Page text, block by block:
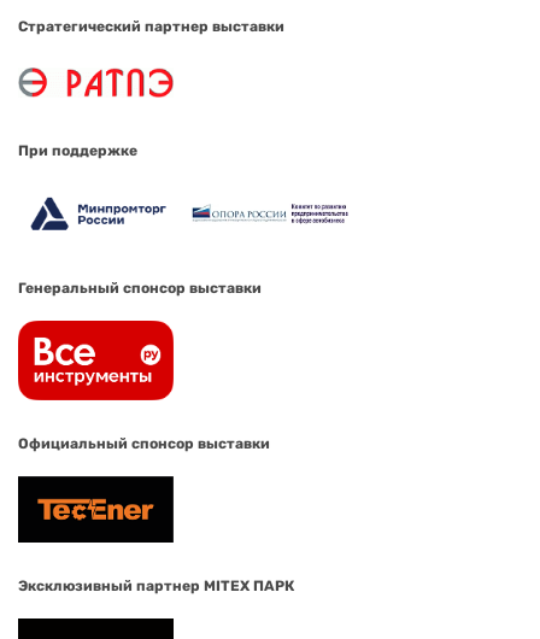
Стратегический партнер выставки
При поддержке
Генеральный спонсор выставки
Официальный спонсор выставки
Эксклюзивный партнер MITEX ПАРК